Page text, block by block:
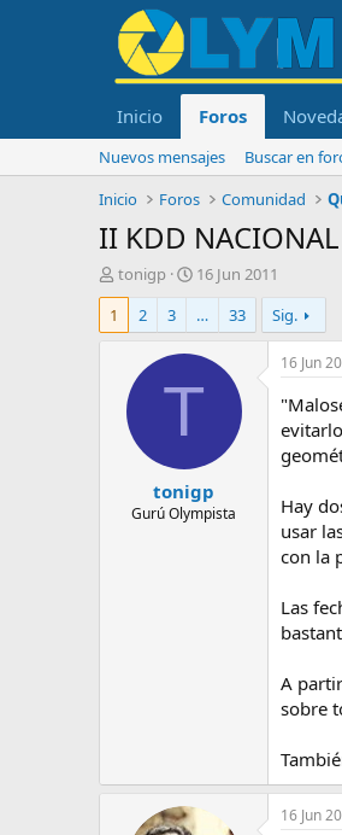
Inicio Foros
Nuevos mensajes
Buscar en
Inicio
Foros Comunidad
II KDD
I
n
c
tonigp
F
e
c
h
a
i
c
i
16 Jun 2011
1
2 3 … 33 Sig.
T
tonigp
Gurú Olympista
16 Jun
Hay
usar
con la
Las
A
sobre
16 Jun